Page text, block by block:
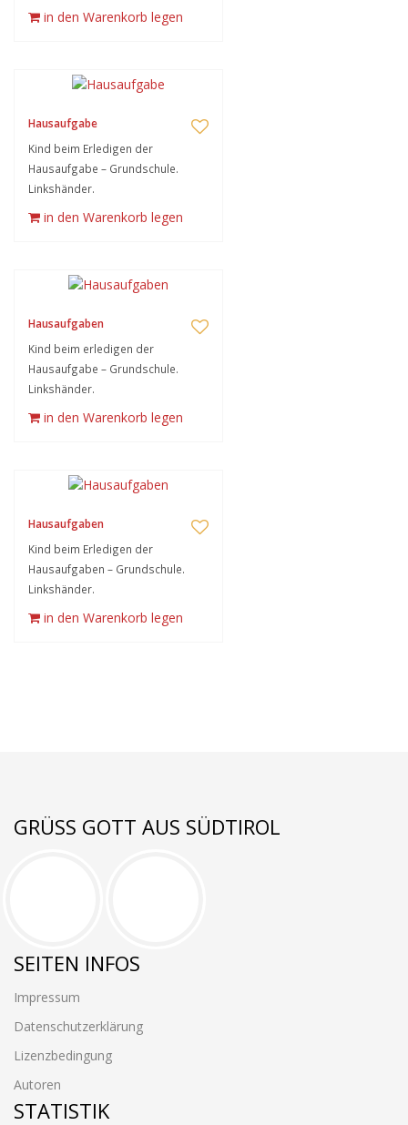
in den Warenkorb legen
Hausaufgabe
Kind beim Erledigen der
Hausaufgabe – Grundschule.
Linkshänder.
in den Warenkorb legen
Hausaufgaben
Kind beim erledigen der
Hausaufgabe – Grundschule.
Linkshänder.
in den Warenkorb legen
Hausaufgaben
Kind beim Erledigen der
Hausaufgaben – Grundschule.
Linkshänder.
in den Warenkorb legen
GRÜSS GOTT AUS SÜDTIROL
SEITEN INFOS
Impressum
Datenschutzerklärung
Lizenzbedingung
Autoren
STATISTIK